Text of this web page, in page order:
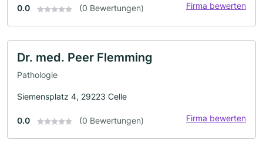
0.0 (0 Bewertungen) Firma bewerten
Dr. med. Peer Flemming
Pathologie
Siemensplatz 4, 29223 Celle
0.0 (0 Bewertungen) Firma bewerten